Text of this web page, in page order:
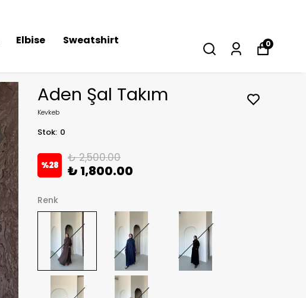
Elbise
Sweatshirt
0
Aden Şal Takım
Kevkeb
Stok: 0
%28
₺ 2,500.00
₺ 1,800.00
Renk